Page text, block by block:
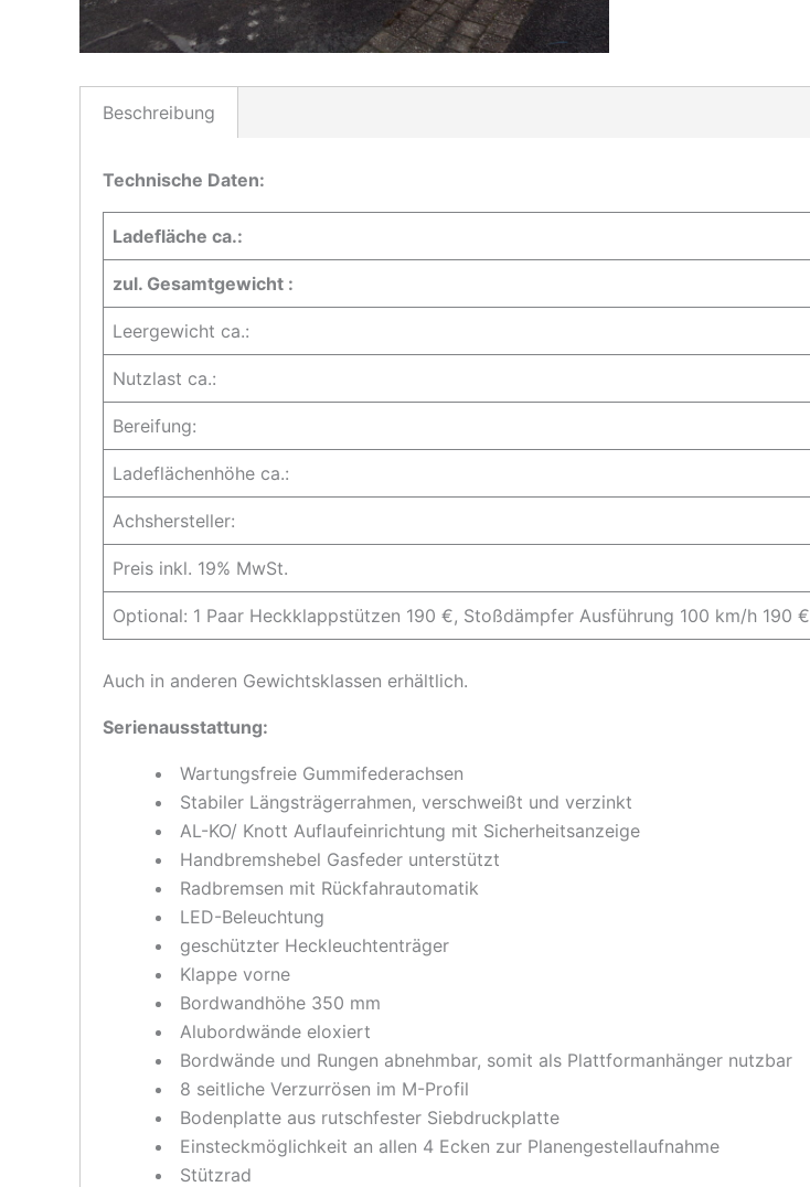
Beschreibung
Technische Daten:
Ladefläche ca.:
zul. Gesamtgewicht :
Leergewicht ca.:
Nutzlast ca.:
Bereifung:
Ladeflächenhöhe ca.:
Achshersteller:
Preis inkl. 19% MwSt.
Optional: 1 Paar Heckklappstützen 190 €, Stoßdämpfer Ausführung 100 km/h 190 €
Auch in anderen Gewichtsklassen erhältlich.
Serienausstattung:
Wartungsfreie Gummifederachsen
Stabiler Längsträgerrahmen, verschweißt und verzinkt
AL-KO/ Knott Auflaufeinrichtung mit Sicherheitsanzeige
Handbremshebel Gasfeder unterstützt
Radbremsen mit Rückfahrautomatik
LED-Beleuchtung
geschützter Heckleuchtenträger
Klappe vorne
Bordwandhöhe 350 mm
Alubordwände eloxiert
Bordwände und Rungen abnehmbar, somit als Plattformanhänger nutzbar
8 seitliche Verzurrösen im M-Profil
Bodenplatte aus rutschfester Siebdruckplatte
Einsteckmöglichkeit an allen 4 Ecken zur Planengestellaufnahme
Stützrad